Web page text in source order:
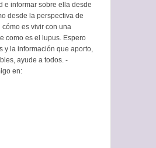
e informar sobre ella desde
desde la perspectiva de
es vivir con una
como es el lupus. Espero
y la información que aporto,
ayude a todos. -
en: